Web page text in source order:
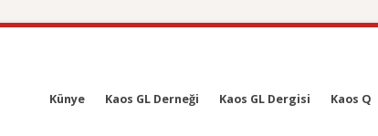
Künye Kaos GL Derneği Kaos GL Dergisi Kaos Q